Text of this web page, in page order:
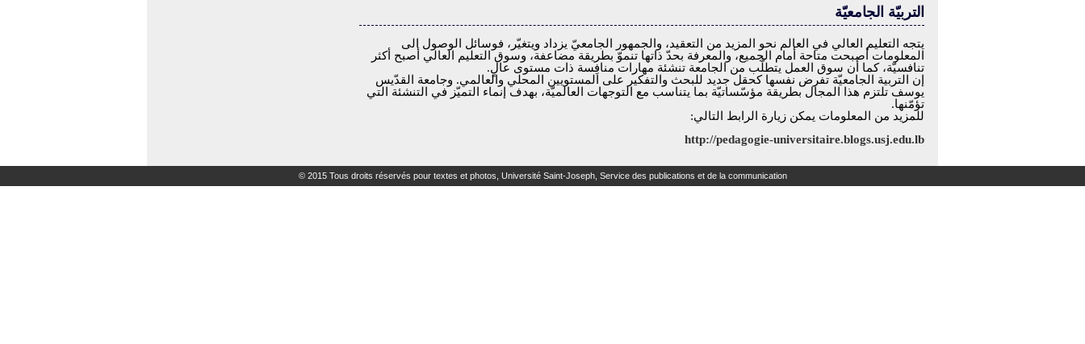
التربيّة الجامعيّة
يتجه التعليم العالي في العالم نحو المزيد من التعقيد، والجمهور الجامعيّ يزداد ويتغيّر، فوسائل الوصول الى
المعلومات أصبحت متاحة أمام الجميع، والمعرفة بحدّ ذاتها تنموّ بطريقة مضاعفة، وسوق التعليم العالي أصبح أكثر
تنافسيّة، كما أن سوق العمل يتطلّب من الجامعة تنشئة مهارات منافِسة ذات مستوى عالٍ.
إن التربية الجامعيّة تفرض نفسها كحقل جديد للبحث والتفكير على المستويين المحلي والعالمي. وجامعة القدّيس
يوسف تلتزم هذا المجال بطريقة مؤسّساتيّة بما يتناسب مع التوجهات العالميّة، بهدف إنماء التميّز في التنشئة التي
تؤمّنها.
للمزيد من المعلومات يمكن زيارة الرابط التالي:
http://pedagogie-universitaire.blogs.usj.edu.lb
© 2015 Tous droits réservés pour textes et photos, Université Saint-Joseph, Service des publications et de la communication